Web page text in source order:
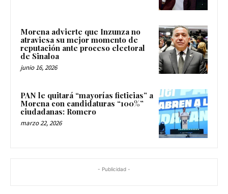
Morena advierte que Inzunza no
atraviesa su mejor momento de
reputación ante proceso electoral
de Sinaloa
junio 16, 2026
PAN le quitará “mayorías ficticias” a
Morena con candidaturas “100%”
ciudadanas: Romero
marzo 22, 2026
- Publicidad -